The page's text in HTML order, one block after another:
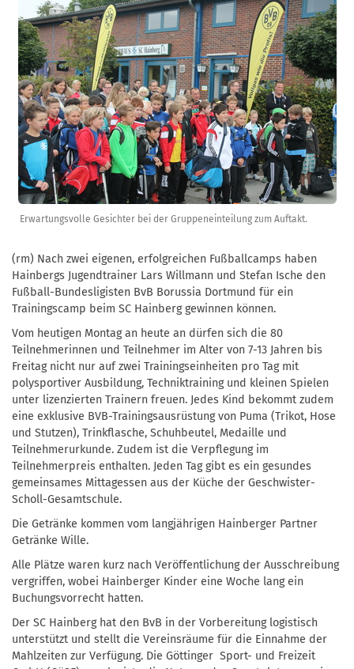
Erwartungsvolle Gesichter bei der Gruppeneinteilung zum Auftakt.
(rm) Nach zwei eigenen, erfolgreichen Fußballcamps haben
Hainbergs Jugendtrainer Lars Willmann und Stefan Ische den
Fußball-Bundesligisten BvB Borussia Dortmund für ein
Trainingscamp beim SC Hainberg gewinnen können.
Vom heutigen Montag an heute an dürfen sich die 80
Teilnehmerinnen und Teilnehmer im Alter von 7-13 Jahren bis
Freitag nicht nur auf zwei Trainingseinheiten pro Tag mit
polysportiver Ausbildung, Techniktraining und kleinen Spielen
unter lizenzierten Trainern freuen. Jedes Kind bekommt zudem
eine exklusive BVB-Trainingsausrüstung von Puma (Trikot, Hose
und Stutzen), Trinkflasche, Schuhbeutel, Medaille und
Teilnehmerurkunde. Zudem ist die Verpflegung im
Teilnehmerpreis enthalten. Jeden Tag gibt es ein gesundes
gemeinsames Mittagessen aus der Küche der Geschwister-
Scholl-Gesamtschule.
Die Getränke kommen vom langjährigen Hainberger Partner
Getränke Wille.
Alle Plätze waren kurz nach Veröffentlichung der Ausschreibung
vergriffen, wobei Hainberger Kinder eine Woche lang ein
Buchungsvorrecht hatten.
Der SC Hainberg hat den BvB in der Vorbereitung logistisch
unterstützt und stellt die Vereinsräume für die Einnahme der
Mahlzeiten zur Verfügung. Die Göttinger Sport- und Freizeit